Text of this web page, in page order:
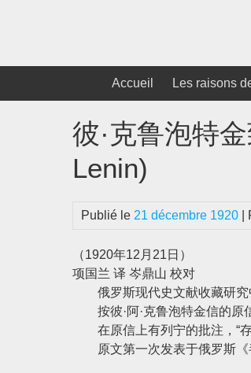
Accueil Les raisons
彼·克鲁泡特
Lenin)
Publié le 21 décembre 1920 |
（1920年12月21日）
项国兰 译 岑鼎山 校对
俄罗斯现代史文献收藏研究
按彼·阿·克鲁泡特金信的原
在原信上有列宁的批注，“存
原文第一次发表于俄罗斯《